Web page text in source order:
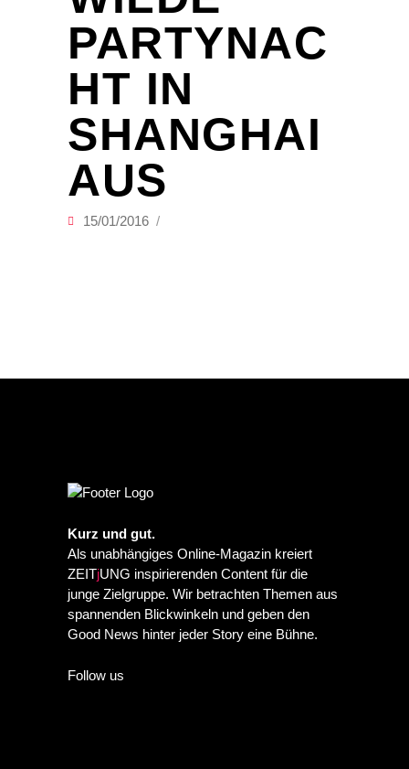
PARTYNAC
HT IN
SHANGHAI
AUS
15/01/2016
Kurz und gut.
Als unabhängiges Online-Magazin kreiert
ZEITjUNG inspirierenden Content für die
junge Zielgruppe. Wir betrachten Themen aus
spannenden Blickwinkeln und geben den
Good News hinter jeder Story eine Bühne.
Follow us